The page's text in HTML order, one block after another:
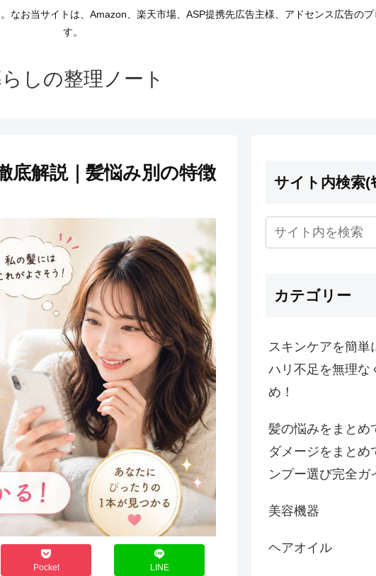
お当サイトは、Amazon、楽天市場、ASP提携先広告主様、アドセンス広告の
す。
しの整理ノート
底解説｜髪悩み別の特徴
Pocket LINE
サイト内検索(
カテゴリー
スキンケアを簡単
ハリ不足を無理な
め！
髪の悩みをまとめ
ダメージをまとめ
ンプー選び完全ガ
美容機器
ヘアオイル